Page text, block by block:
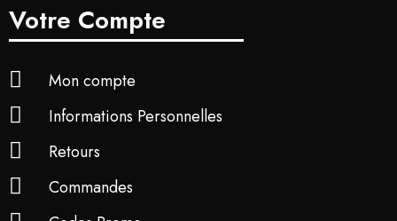
Votre Compte
Mon compte
Informations Personnelles
Retours
Commandes